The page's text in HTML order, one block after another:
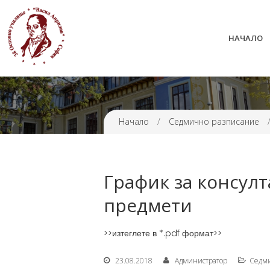
НАЧАЛО
Начало / Седмично разписание /
График за
предмети
>>изтеглете в *.pdf формат>>
23.08.2018 Администратор